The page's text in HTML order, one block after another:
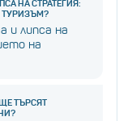
НА СТРАТЕГИЯ:
ТУРИЗЪМ?
и липса на
на
ТЪРСЯТ